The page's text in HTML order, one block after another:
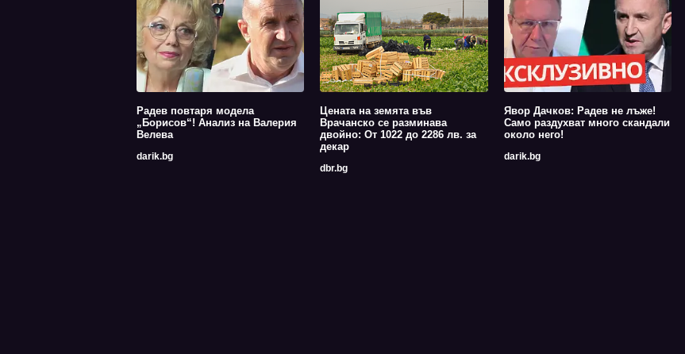
Радев повтаря модела
„Борисов“! Анализ на Валерия
Велева
darik.bg
Цената на земята във
Врачанско се разминава
двойно: От 1022 до 2286 лв. за
декар
dbr.bg
Явор Дачков: Радев не лъже!
Само раздухват много скандали
около него!
darik.bg